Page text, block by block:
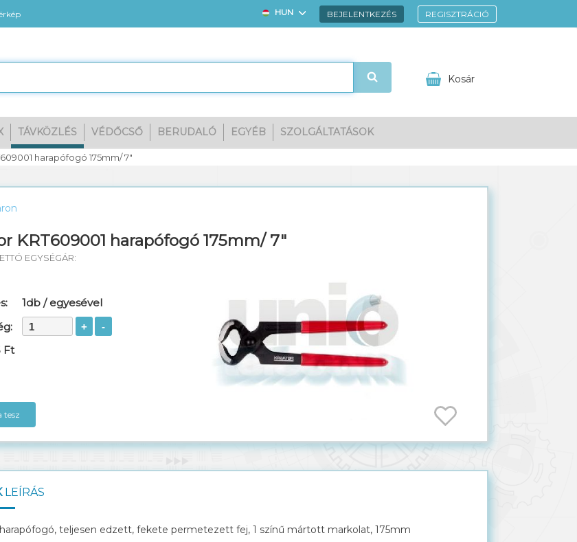
HUN BEJELENTKEZÉS REGISZTRÁCIÓ
Kosár
Megnézem
TÁVKÖZLÉS VÉDŐCSŐ BERUDALÓ EGYÉB SZOLGÁLTATÁSOK
harapófogó 175mm/ 7"
KRT609001 harapófogó 175mm/ 7"
EGYSÉGÁR:
1db / egyesével
Ft
tesz
LEÍRÁS
teljesen edzett, fekete permetezett fej, 1 színű mártott markolat, 175mm